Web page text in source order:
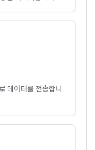
데이터를 전송합니